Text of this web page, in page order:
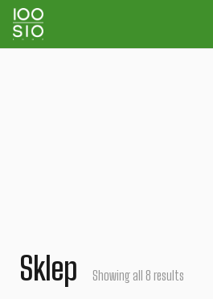
Sklep Showing all 8 results